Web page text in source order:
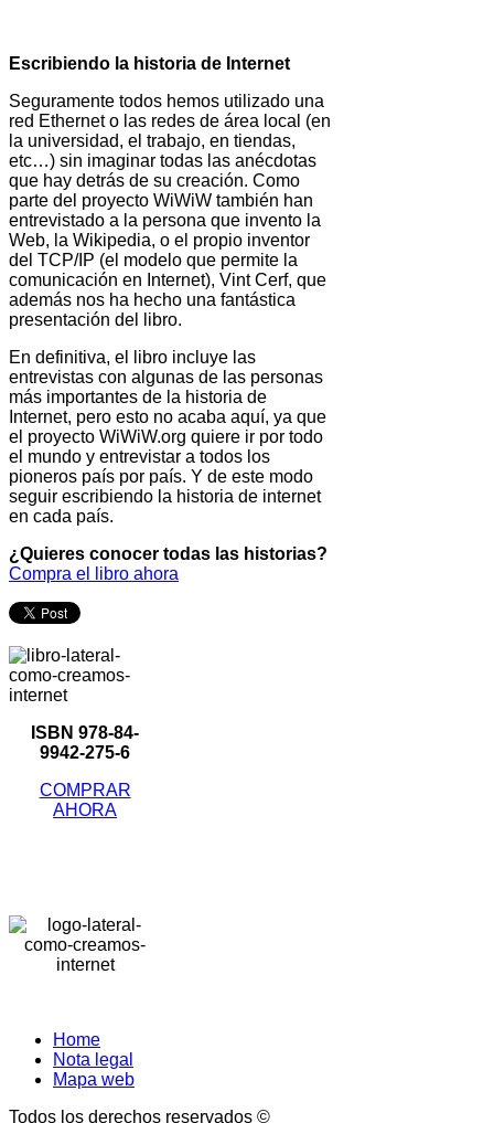
Escribiendo la historia de Internet
Seguramente todos hemos utilizado una
red Ethernet o las redes de área local (en
la universidad, el trabajo, en tiendas,
etc…) sin imaginar todas las anécdotas
que hay detrás de su creación. Como
parte del proyecto WiWiW también han
entrevistado a la persona que invento la
Web, la Wikipedia, o el propio inventor
del TCP/IP (el modelo que permite la
comunicación en Internet), Vint Cerf, que
además nos ha hecho una fantástica
presentación del libro.
En definitiva, el libro incluye las
entrevistas con algunas de las personas
más importantes de la historia de
Internet, pero esto no acaba aquí, ya que
el proyecto WiWiW.org quiere ir por todo
el mundo y entrevistar a todos los
pioneros país por país. Y de este modo
seguir escribiendo la historia de internet
en cada país.
¿Quieres conocer todas las historias?
Compra el libro ahora
ISBN 978-84-
9942-275-6
COMPRAR
AHORA
Home
Nota legal
Mapa web
Todos los derechos reservados ©